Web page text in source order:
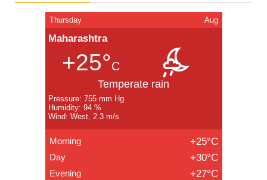
Thursday Aug
Maharashtra
+25°C
Temperate rain
Pressure: 755 mm Hg
Humidity: 94 %
Wind: West, 2.3 m/s
Morning +25°C
Day +30°C
Evening +27°C